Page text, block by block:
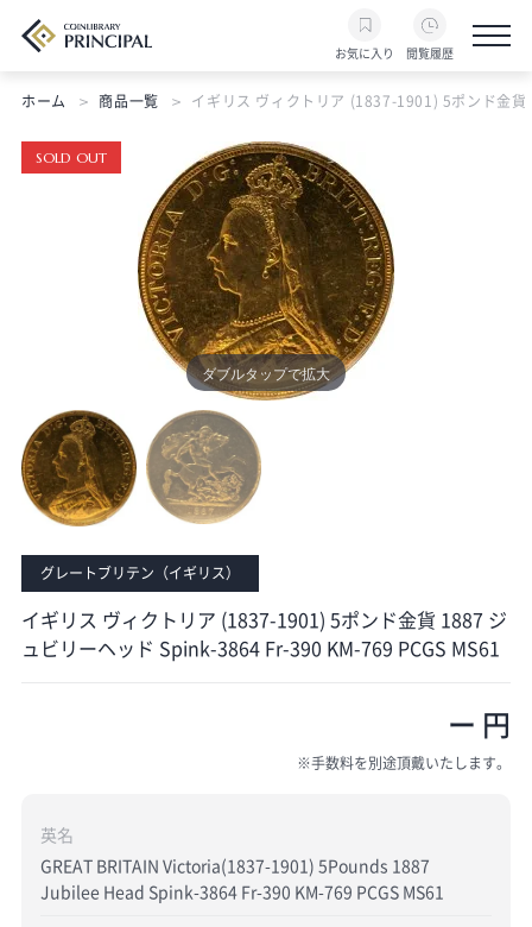
お気に入り 閲覧履歴
ホーム 商品一覧 イギリス ヴィクトリア (1837-1901) 5ポンド金
SOLD OUT
ダブルタップで拡大
ダブルタップで拡大
グレートブリテン（イギリス）
イギリス ヴィクトリア (1837-1901) 5ポンド金貨 1887 ジ
ュビリーヘッド Spink-3864 Fr-390 KM-769 PCGS MS61
ー 円
※手数料を別途頂戴いたします。
英名
GREAT BRITAIN Victoria(1837-1901) 5Pounds 1887
Jubilee Head Spink-3864 Fr-390 KM-769 PCGS MS61